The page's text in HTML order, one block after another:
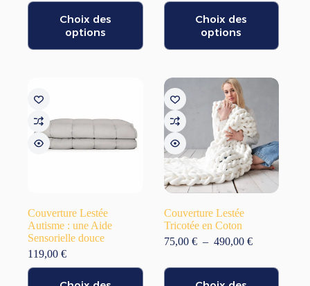
Choix des
options
Ce
plusieurs
peuvent
être
choisies
sur
la
Choix des
options
Ce
plusieurs
options
peuvent
être
choisies
sur
la
page
du
produit
Couverture Lestée
Autisme : une Aide
Sensorielle douce
119,00 €
Ce
Couverture Lestée
Tricotée en Coton
75,00 € – 490,00 €Plage
prix :
Ce